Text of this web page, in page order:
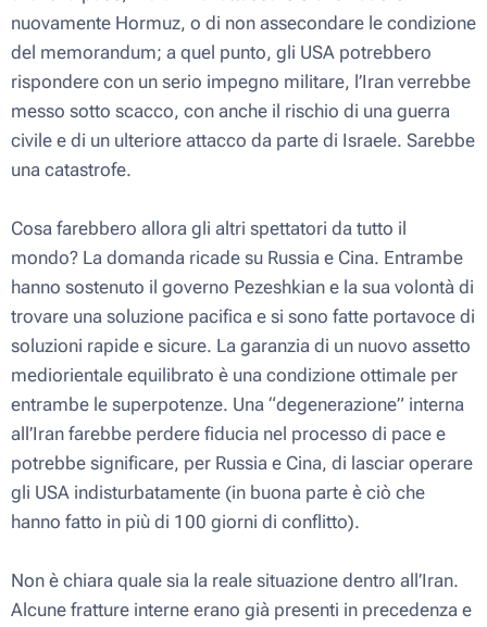
nuovamente Hormuz, o di non assecondare le condizione
del memorandum; a quel punto, gli USA potrebbero
rispondere con un serio impegno militare, l’Iran verrebbe
messo sotto scacco, con anche il rischio di una guerra
civile e di un ulteriore attacco da parte di Israele. Sarebbe
una catastrofe.
Cosa farebbero allora gli altri spettatori da tutto il
mondo? La domanda ricade su Russia e Cina. Entrambe
hanno sostenuto il governo Pezeshkian e la sua volontà di
trovare una soluzione pacifica e si sono fatte portavoce di
soluzioni rapide e sicure. La garanzia di un nuovo assetto
mediorientale equilibrato è una condizione ottimale per
entrambe le superpotenze. Una “degenerazione” interna
all’Iran farebbe perdere fiducia nel processo di pace e
potrebbe significare, per Russia e Cina, di lasciar operare
gli USA indisturbatamente (in buona parte è ciò che
hanno fatto in più di 100 giorni di conflitto).
Non è chiara quale sia la reale situazione dentro all’Iran.
Alcune fratture interne erano già presenti in precedenza e